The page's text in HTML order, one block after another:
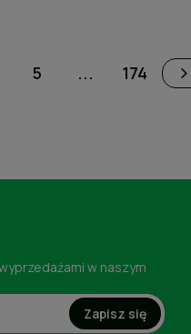
5 ... 174
w naszym
Zapisz się